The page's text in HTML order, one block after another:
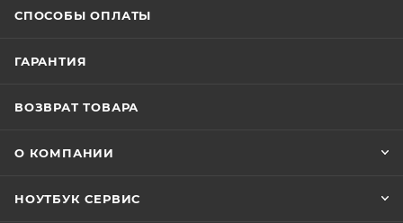
СПОСОБЫ ОПЛАТЫ
ГАРАНТИЯ
ВОЗВРАТ ТОВАРА
О КОМПАНИИ
НОУТБУК СЕРВИС